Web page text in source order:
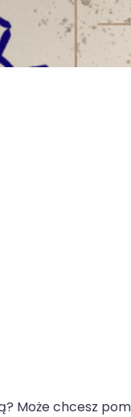
Może chcesz